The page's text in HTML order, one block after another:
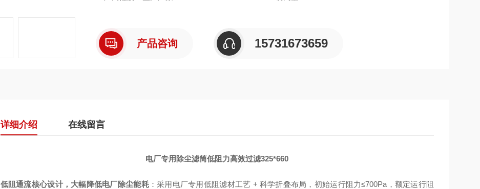
产品咨询 15731673659
详细介绍 在线留言
电厂专用除尘滤筒低阻力高效过滤325*660
低阻通流核心设计，大幅降低电厂除尘能耗：采用电厂专用低阻滤材工艺 + 科学折叠布局，初始运行阻力≤700Pa，额定运行阻